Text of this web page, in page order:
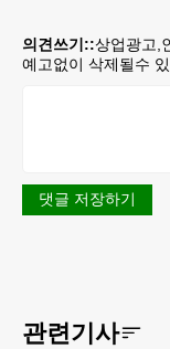
의견쓰기::상업광고,
예고없이 삭제될수
댓글 저장하기
관련기사